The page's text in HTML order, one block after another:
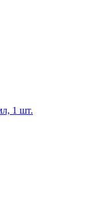
1 шт.